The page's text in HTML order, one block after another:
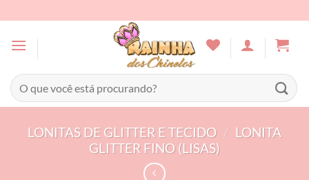
to
content
Pesquisar
por:
LONITAS DE GLITTER E TECIDO / LONITA
GLITTER FINO (LISAS)